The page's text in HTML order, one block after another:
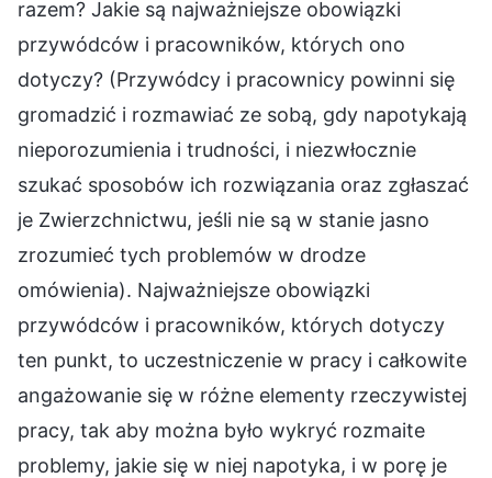
razem? Jakie są najważniejsze obowiązki
przywódców i pracowników, których ono
dotyczy? (Przywódcy i pracownicy powinni się
gromadzić i rozmawiać ze sobą, gdy napotykają
nieporozumienia i trudności, i niezwłocznie
szukać sposobów ich rozwiązania oraz zgłaszać
je Zwierzchnictwu, jeśli nie są w stanie jasno
zrozumieć tych problemów w drodze
omówienia). Najważniejsze obowiązki
przywódców i pracowników, których dotyczy
ten punkt, to uczestniczenie w pracy i całkowite
angażowanie się w różne elementy rzeczywistej
pracy, tak aby można było wykryć rozmaite
problemy, jakie się w niej napotyka, i w porę je